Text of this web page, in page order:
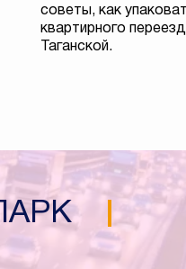
советы, как
квартирного
Таганской.